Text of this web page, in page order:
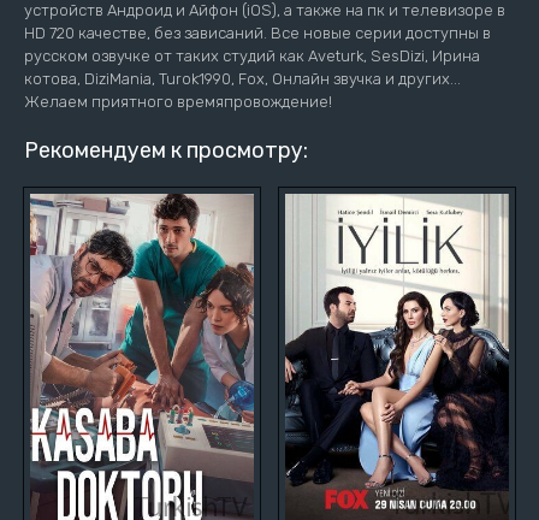
устройств Андроид и Айфон (iOS), а также на пк и телевизоре в
HD 720 качестве, без зависаний. Все новые серии доступны в
русском озвучке от таких студий как Aveturk, SesDizi, Ирина
котова, DiziMania, Turok1990, Fox, Онлайн звучка и других...
Желаем приятного времяпровождение!
Рекомендуем к просмотру: